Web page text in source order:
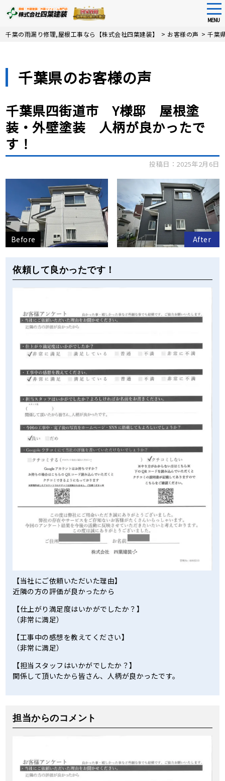
Skip
MENU
千葉の雨漏り修理,屋根工事なら【株式会社四葉建装】 > お客様の声 >千葉
千葉県のお客様の声
千葉県四街道市 Y様邸 屋根塗
装・外壁塗装 人柄が良かったで
す！
投稿日：2025年2月6日
Before After
依頼して良かったです！
【当社にご依頼いただいた理由】
近隣の方の評価が良かったから
【仕上がり満足度はいかがでしたか？】
（非常に満足）
【工事中の感想を教えてください】
（非常に満足）
【担当スタッフはいかがでしたか？】
関係して頂いたから皆さん、人柄が良かったです。
担当からのコメント